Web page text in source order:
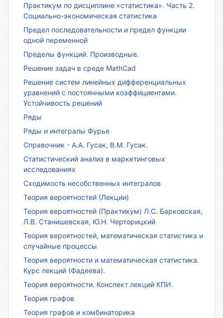
Практикум по дисциплине «статистика». Часть 2.
Социально-экономическая статистика
Предел последовательности и предел функции
одной переменной
Пределы функций. Производные.
Решение задач в среде MathCad
Решение систем линейных дифференциальных
уравнений с постоянными коэффициентами.
Устойчивость решений
Ряды
Ряды и интегралы Фурье
Справочник - А.А. Гусак, В.М. Гусак.
Статистический анализ в маркетинговых
исследованиях
Сходимость несобственных интегралов
Теория вероятностей (Лекции)
Теория вероятностей (Практикум) Л.С. Барковская,
Л.В. Станишевская, Ю.Н. Черторицкий
Теория вероятностей, математическая статистика и
случайные процессы
Теория вероятности и математическая статистика.
Курс лекций (Фадеева).
Теория вероятности. Конспект лекций КПИ.
Теория графов
Теория графов и комбинаторика